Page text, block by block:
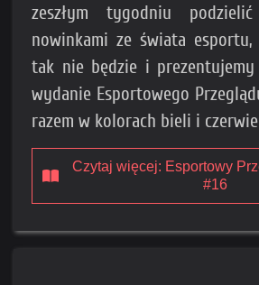
zeszłym tygodniu
nowinkami ze świata
tak nie będzie i prezentujemy
wydanie Esportowego
razem w kolorach bieli i
Czytaj więcej: Esportowy
#16